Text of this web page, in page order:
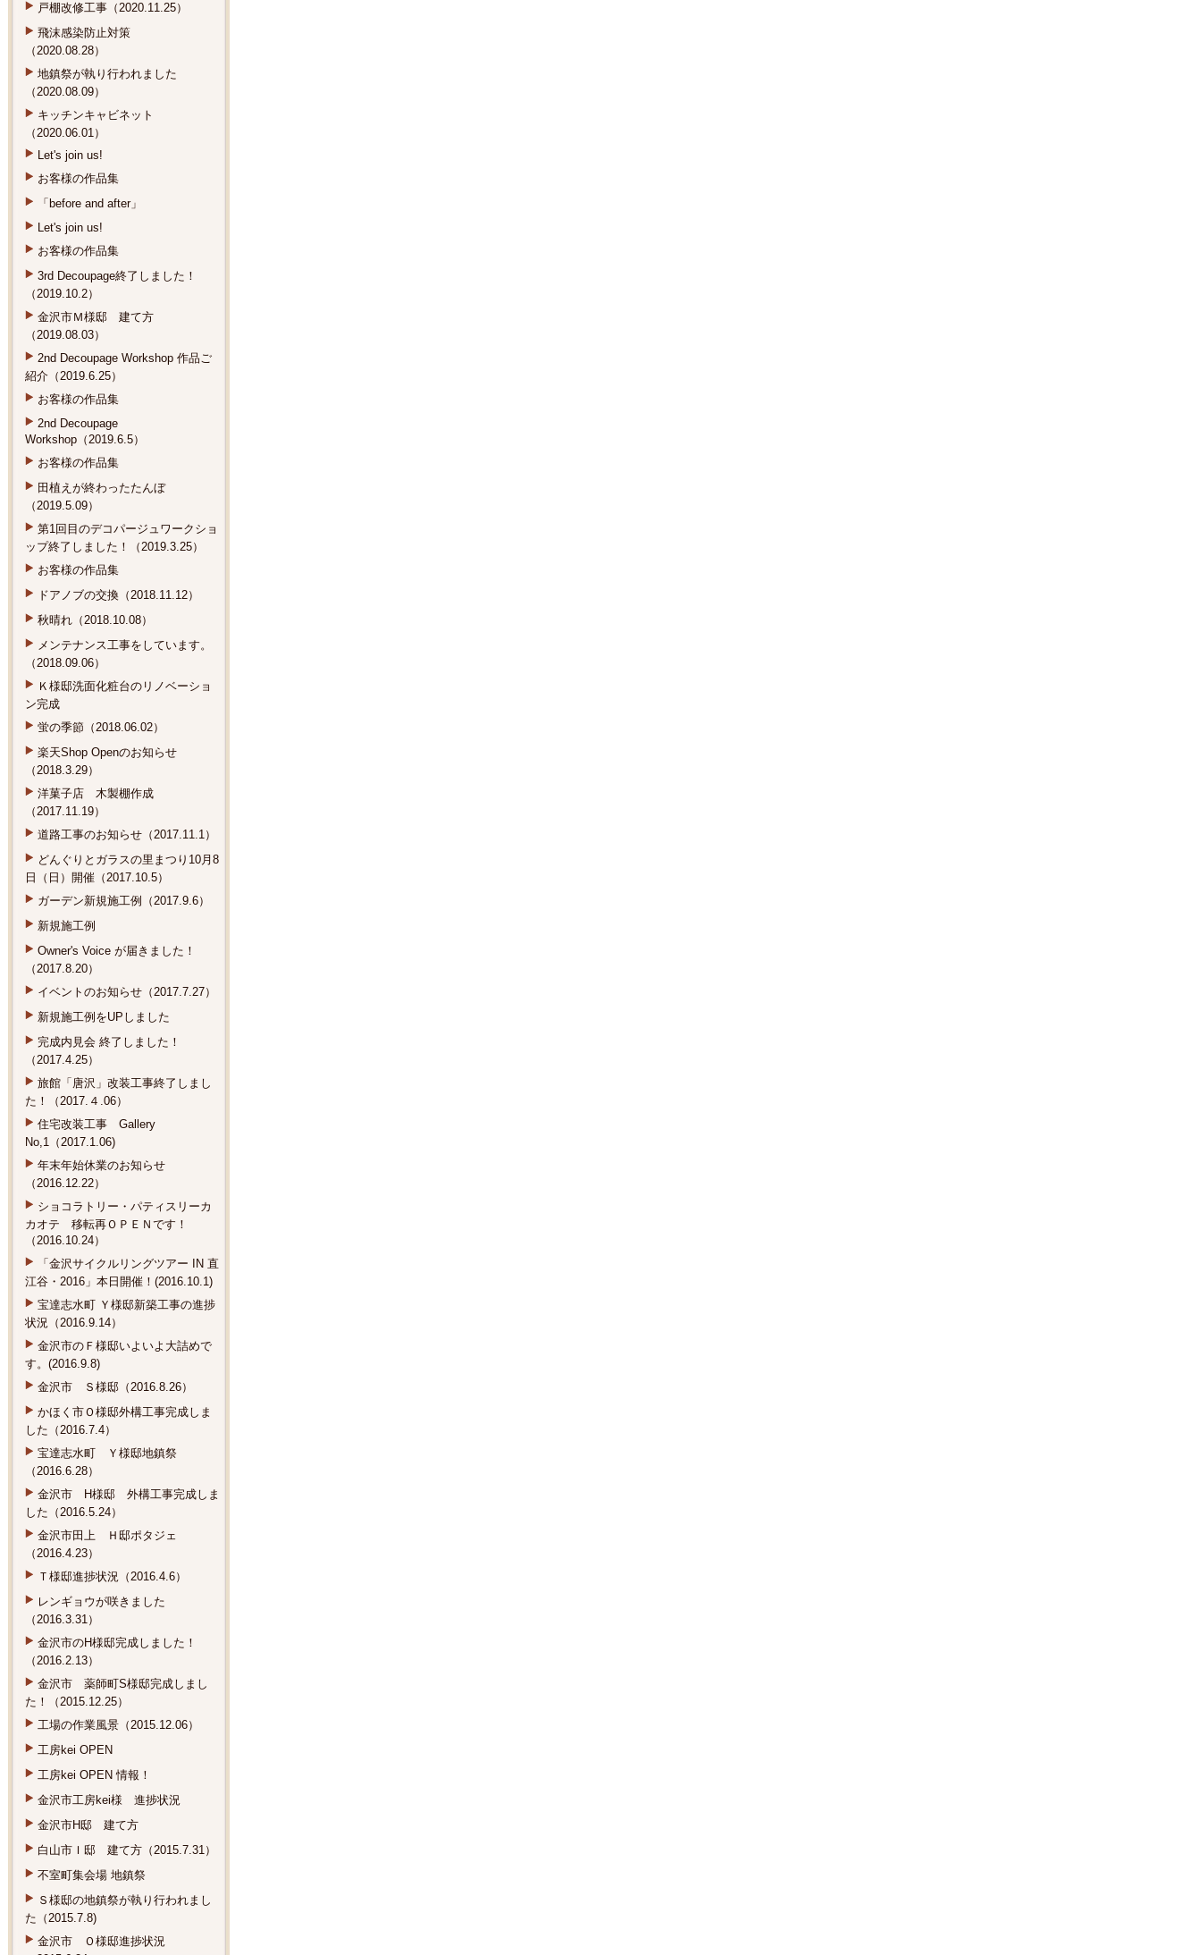
戸棚改修工事（2020.11.25）
飛沫感染防止対策
（2020.08.28）
地鎮祭が執り行われました
（2020.08.09）
キッチンキャビネット
（2020.06.01）
Let's join us!
お客様の作品集
「before and after」
Let's join us!
お客様の作品集
3rd Decoupage終了しました！
（2019.10.2）
金沢市Ｍ様邸 建て方
（2019.08.03）
2nd Decoupage Workshop 作品ご
紹介（2019.6.25）
お客様の作品集
2nd Decoupage
Workshop（2019.6.5）
お客様の作品集
田植えが終わったたんぼ
（2019.5.09）
第1回目のデコパージュワークショ
ップ終了しました！（2019.3.25）
お客様の作品集
ドアノブの交換（2018.11.12）
秋晴れ（2018.10.08）
メンテナンス工事をしています。
（2018.09.06）
Ｋ様邸洗面化粧台のリノベーショ
ン完成
蛍の季節（2018.06.02）
楽天Shop Openのお知らせ
（2018.3.29）
洋菓子店 木製棚作成
（2017.11.19）
道路工事のお知らせ（2017.11.1）
どんぐりとガラスの里まつり10月8
日（日）開催（2017.10.5）
ガーデン新規施工例（2017.9.6）
新規施工例
Owner's Voice が届きました！
（2017.8.20）
イベントのお知らせ（2017.7.27）
新規施工例をUPしました
完成内見会 終了しました！
（2017.4.25）
旅館「唐沢」改装工事終了しまし
た！（2017.４.06）
住宅改装工事 Gallery
No,1（2017.1.06)
年末年始休業のお知らせ
（2016.12.22）
ショコラトリー・パティスリーカ
カオテ 移転再ＯＰＥＮです！
（2016.10.24）
「金沢サイクルリングツアー IN 直
江谷・2016」本日開催！(2016.10.1)
宝達志水町 Ｙ様邸新築工事の進捗
状況（2016.9.14）
金沢市のＦ様邸いよいよ大詰めで
す。(2016.9.8)
金沢市 Ｓ様邸（2016.8.26）
かほく市Ｏ様邸外構工事完成しま
した（2016.7.4）
宝達志水町 Ｙ様邸地鎮祭
（2016.6.28）
金沢市 H様邸 外構工事完成しま
した（2016.5.24）
金沢市田上 Ｈ邸ポタジェ
（2016.4.23）
Ｔ様邸進捗状況（2016.4.6）
レンギョウが咲きました
（2016.3.31）
金沢市のH様邸完成しました！
（2016.2.13）
金沢市 薬師町S様邸完成しまし
た！（2015.12.25）
工場の作業風景（2015.12.06）
工房kei OPEN
工房kei OPEN 情報！
金沢市工房kei様 進捗状況
金沢市H邸 建て方
白山市Ｉ邸 建て方（2015.7.31）
不室町集会場 地鎮祭
Ｓ様邸の地鎮祭が執り行われまし
た（2015.7.8)
金沢市 Ｏ様邸進捗状況